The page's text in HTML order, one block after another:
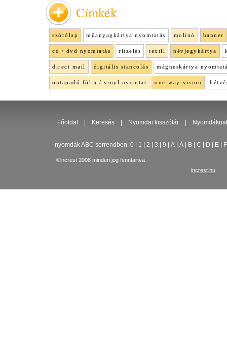
Címkék
szórólap műanyagkártya nyomtatás molinó banner
cd / dvd nyomtatás ritzelés textil névjegykártya
direct mail digitális stancolás mágneskártya
öntapadó fólia / vinyl nyomtat one-way-vision
Főoldal Keresés Nyomdai kisszótár
nyomdák ABC sorrendben: 0 1 2 3 9 A Á B C D E F
©increst 2008 minden jog fenntartva
increst.hu